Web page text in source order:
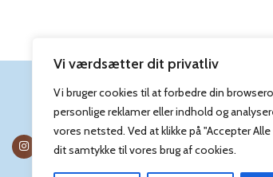
Vi værdsætter dit privatliv
Vi bruger cookies til at forbedre din
personlige reklamer eller indhold og
vores netsted. Ved at klikke på "Accepter
dit samtykke til vores brug af cookies.